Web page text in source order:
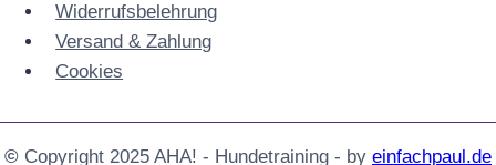
Widerrufs­belehrung
Versand & Zahlung
Cookies
© Copyright 2025 AHA! - Hundetraining - by einfachpaul.de